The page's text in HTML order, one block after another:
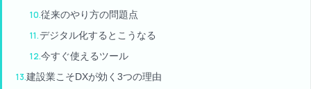
従来のやり方の問題点
デジタル化するとこうなる
今すぐ使えるツール
建設業こそDXが効く3つの理由